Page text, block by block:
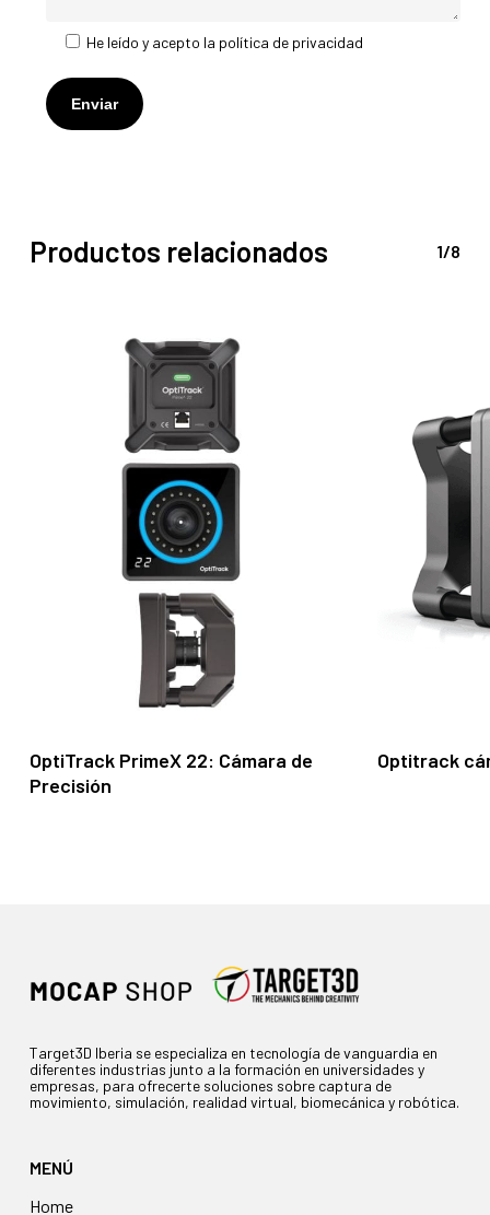
He leído y acepto la política de privacidad
Productos relacionados 1/8
OptiTrack PrimeX 22: Cámara de
Precisión
Optitrack
Target3D Iberia se especializa en tecnología de vanguardia en
diferentes industrias junto a la formación en universidades y
empresas, para ofrecerte soluciones sobre captura de
movimiento, simulación, realidad virtual, biomecánica y robótica.
MENÚ
Home